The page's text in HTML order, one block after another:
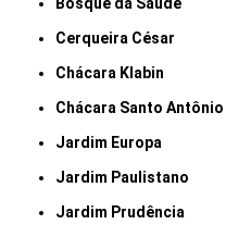
Bosque da Saúde
Cerqueira César
Chácara Klabin
Chácara Santo Antônio
Jardim Europa
Jardim Paulistano
Jardim Prudência